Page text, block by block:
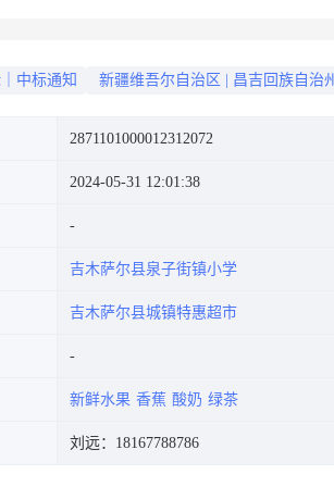
中标通知 新疆维吾尔自治区 昌吉回族自治
2871101000012312072
2024-05-31 12:01:38
吉木萨尔县泉子街镇小学
吉木萨尔县城镇特惠超市
新鲜水果 香蕉 酸奶 绿茶
刘远：18167788786